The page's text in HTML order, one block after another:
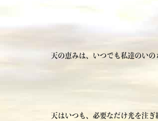
天の恵みは、いつでも私達のいの
天はいつも、必要なだけ光を注ぎ